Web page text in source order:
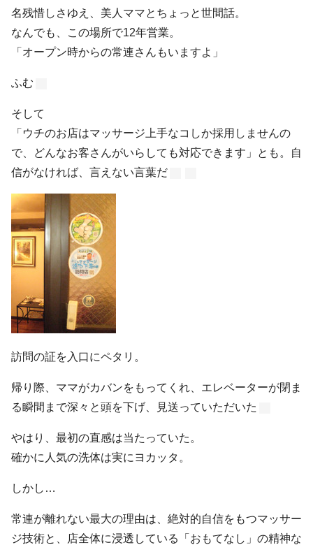
名残惜しさゆえ、美人ママとちょっと世間話。
なんでも、この場所で12年営業。
「オープン時からの常連さんもいますよ」
ふむ
そして
「ウチのお店はマッサージ上手なコしか採用しませんの
で、どんなお客さんがいらしても対応できます」とも。自
信がなければ、言えない言葉だ
訪問の証を入口にペタリ。
帰り際、ママがカバンをもってくれ、エレベーターが閉ま
る瞬間まで深々と頭を下げ、見送っていただいた
やはり、最初の直感は当たっていた。
確かに人気の洗体は実にヨカッタ。
しかし…
常連が離れない最大の理由は、絶対的自信をもつマッサー
ジ技術と、店全体に浸透している「おもてなし」の精神な